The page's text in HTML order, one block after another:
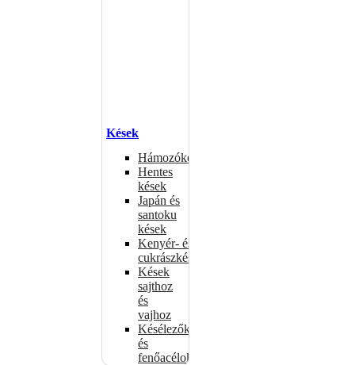
Kések
Hámozókések
Hentes
kések
Japán és
santoku
kések
Kenyér- és
cukrászkések
Kések
sajthoz
és
vajhoz
Késélezők
és
fenőacélok